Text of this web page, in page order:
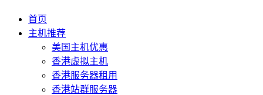
首页
主机推荐
美国主机优惠
香港虚拟主机
香港服务器租用
香港站群服务器